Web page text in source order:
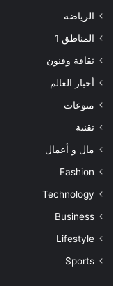
الرياضة
المناطق 1
ثقافة وفنون
أخبار العالم
منوعات
تقنية
مال و أعمال
Fashion
Technology
Business
Lifestyle
Sports